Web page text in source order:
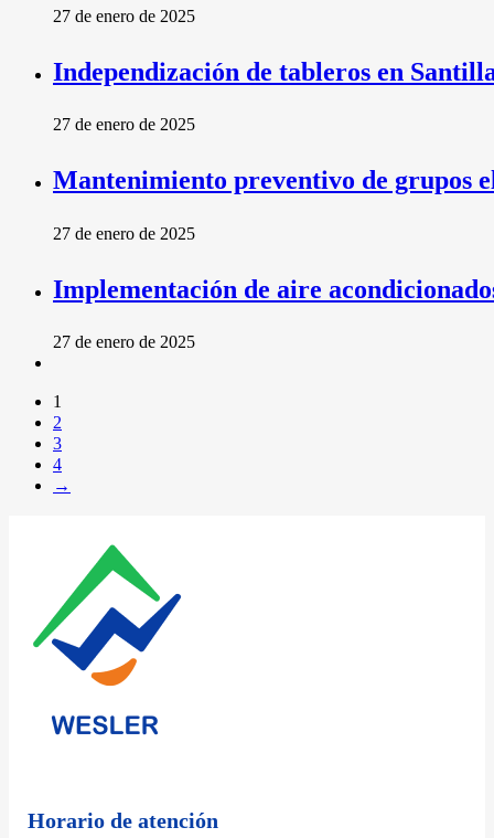
27 de enero de 2025
Independización de tableros en
27 de enero de 2025
Mantenimiento preventivo de grupos
27 de enero de 2025
Implementación de aire
27 de enero de 2025
1
2
3
4
→
Horario de atención